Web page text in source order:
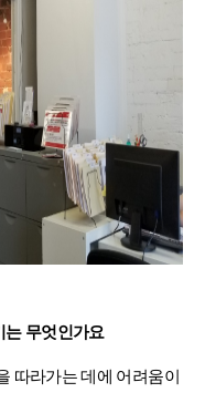
는 무엇인가요
따라가는 데에 어려움이